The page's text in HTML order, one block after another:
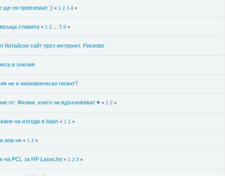
ще ни превземат ;) « 1 2 3 4»
славата « 1 2... 5 6»
Китайски сайт през интернет. Рискове
и олелия
не е икономически гигант?
от: Филми, които ни вдъхновяват ♥ « 1 2»
на изхода в bash « 1 2»
или не « 1 2»
на PCL за HP LaserJet « 1 2 3»